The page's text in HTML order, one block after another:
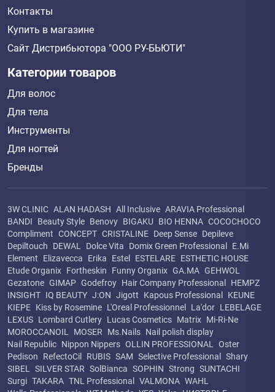
Контакты
Купить в магазине
Сайт Дистрибьютора "ООО РУ-БЬЮТИ"
Категории товаров
Для волос
Для тела
Инструменты
Для ногтей
Бренды
3W CLINIC ALAN HADASH All Inclusive ARAVIA Professional
BANDI
Beauty Style Benovy BIGAKU BIO HENNA COCOCHOCO
Compliment CONCEPT CRISTALINE Deep Sense Depileve
Depiltouch
DEWAL Dolce Vita Domix Green Professional
E.Mi
Element
Elizavecca Erika Estel ESTELARE ESTHETIC HOUSE
Etude Organix Fortheskin Funny Organix GA.MA GEHWOL
Gezatone GIMAP Godefroy Hair Company Professional
HEMPZ
INSIGHT IQ BEAUTY J:ON Jigott Kapous Professional
KEUNE
KIEPE Kiss by Rosemine L'Oreal Professionnel La'dor LEBELAGE
LEXUS Lombard Cutlery Lucas Cosmetics Matrix Mi-Ri-Ne
MOROCCANOIL MOSER Ms.Nails Nail polish display
Nail Republic Nippon Nippers OLLIN PROFESSIONAL Oster
Pedison
RefectoCil RUBIS SAM Selective Professional
Shary
SIBEL SILVER STAR SolBianca SOPHIN Strong SUNTACHI
Surgi TAKARA TNL Professional VALMONA WAHL